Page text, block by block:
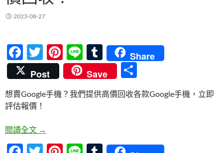
2023-08-27
F
ac
e
b
o
o
k
T
w
itt
er
Pi
nt
er
es
Li
n
e
T
u
m
bl
Share
Post
Save
享
想賣Google手機？我們提供高價回收各款Google手機，立即
評估報價！
閱讀全文 台中收購Google手機 – 高價回收！
→